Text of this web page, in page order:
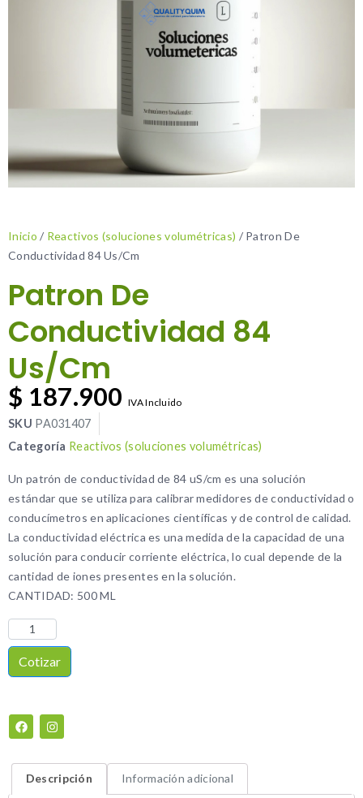
Inicio / Reactivos (soluciones volumétricas) / Patron De
Conductividad 84 Us/Cm
Patron De
Conductividad 84
Us/Cm
$ 187.900 IVA Incluido
SKU PA031407
Categoría Reactivos (soluciones volumétricas)
Un patrón de conductividad de 84 uS/cm es una solución
estándar que se utiliza para calibrar medidores de conductividad o
conducímetros en aplicaciones científicas y de control de calidad.
La conductividad eléctrica es una medida de la capacidad de una
solución para conducir corriente eléctrica, lo cual depende de la
cantidad de iones presentes en la solución.
CANTIDAD: 500 ML
Cotizar
Descripción Información adicional